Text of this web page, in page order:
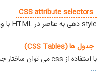
CSS attribute selectors
style دهی به عناصر در HTML با ویژگی ها یا مقادیر خاص
جدول ها (CSS Tables)
با استفاده از css می توان ساختار جدول ها را تا حدود زیادی بهبود بخشید
...